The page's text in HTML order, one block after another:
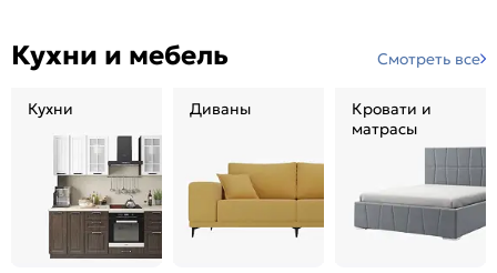
Кухни и мебель Смотреть все
Кухни Диваны
Кровати и
матрасы